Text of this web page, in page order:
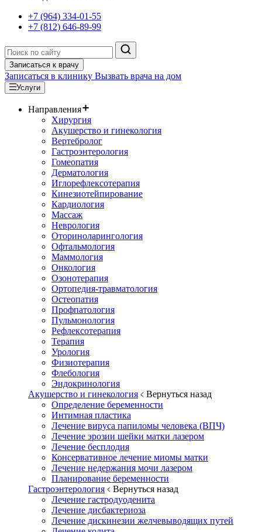
+7 (964) 334-01-55
+7 (812) 646-89-99
Записаться к врачу
Записаться в клинику Вызвать врача на дом
Услуги
Направления
Хирургия
Акушерство и гинекология
Вертебролог
Гастроэнтерология
Гомеопатия
Дерматология
Иглорефлексотерапия
Кинезиотейпирование
Кардиология
Массаж
Неврология
Оториноларингология
Офтальмология
Маммология
Онкология
Озонотерапия
Ортопедия-травматология
Остеопатия
Профпатология
Пульмонология
Рефлексотерапия
Терапия
Урология
Физиотерапия
Флебология
Эндокринология
Акушерство и гинекология
Вернуться назад
Определение беременности
Интимная пластика
Лечение вируса папиломы человека (ВПЧ)
Лечение эрозии шейки матки лазером
Лечение бесплодия
Консервативное лечение миомы матки
Лечение недержания мочи лазером
Планирование беременности
Гастроэнтерология
Вернуться назад
Лечение гастродуоденита
Лечение дисбактериоза
Лечение дискинезии желчевыводящих путей